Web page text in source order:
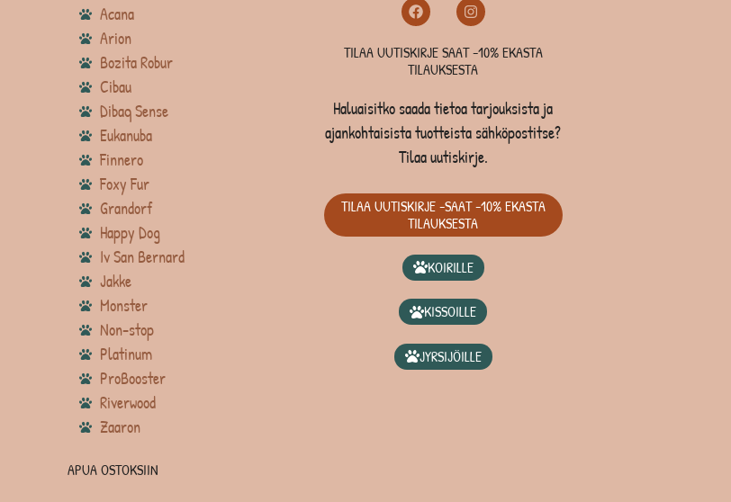
Acana
Arion
Bozita Robur
Cibau
Dibaq Sense
Eukanuba
Finnero
Foxy Fur
Grandorf
Happy Dog
Iv San Bernard
Jakke
Monster
Non-stop
Platinum
ProBooster
Riverwood
Zaaron
APUA OSTOKSIIN
TILAA UUTISKIRJE SAAT -10% EKASTA
TILAUKSESTA
Haluaisitko saada tietoa tarjouksista ja
ajankohtaisista tuotteista sähköpostitse?
Tilaa uutiskirje.
TILAA UUTISKIRJE -SAAT -10% EKASTA
TILAUKSESTA
KOIRILLE
KISSOILLE
JYRSIJÖILLE